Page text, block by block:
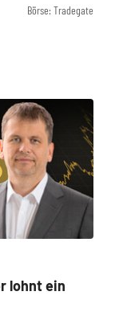
Börse: Tradegate
lohnt ein